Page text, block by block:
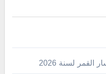
القمر لسنة 2026